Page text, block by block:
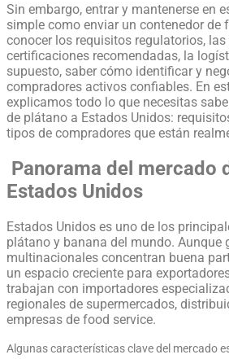
Sin embargo, entrar y mantenerse en
simple como enviar un contenedor de
conocer los requisitos regulatorios,
certificaciones recomendadas, la
supuesto, saber cómo identificar y
compradores activos confiables. En
explicamos todo lo que necesitas
de plátano a Estados Unidos:
tipos de compradores que están
Panorama del mercado
Estados Unidos
Estados Unidos es uno de los
plátano y banana del mundo. Aunque
multinacionales concentran buena
un espacio creciente para
trabajan con importadores
regionales de supermercados,
empresas de food service.
Algunas características clave del mercado